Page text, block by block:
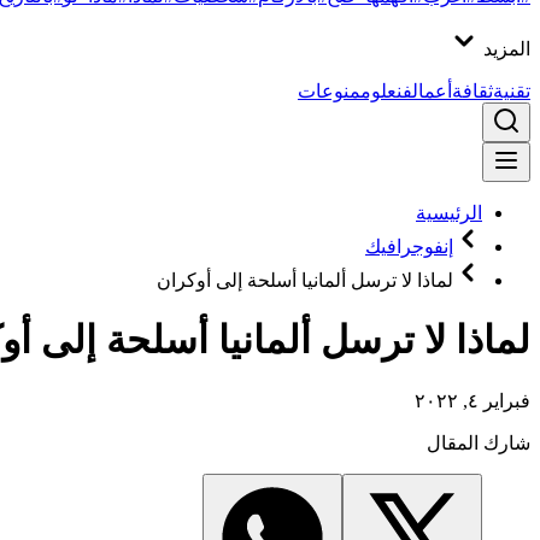
المزيد
تقنيةثقافة أعمالفنعلوممنوعات
الرئيسية
إنفوجرافيك
لماذا لا ترسل ألمانيا أسلحة إلى أوكران
لماذا لا ترسل ألمانيا أسلحة إلى
فبراير ٤, ٢٠٢٢
شارك المقال